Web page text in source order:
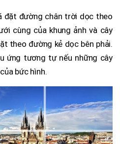
đặt đường chân trời dọc theo
cùng của khung ảnh và cây
theo đường kẻ dọc bên phải.
ứng tương tự nếu những cây
bức hình.